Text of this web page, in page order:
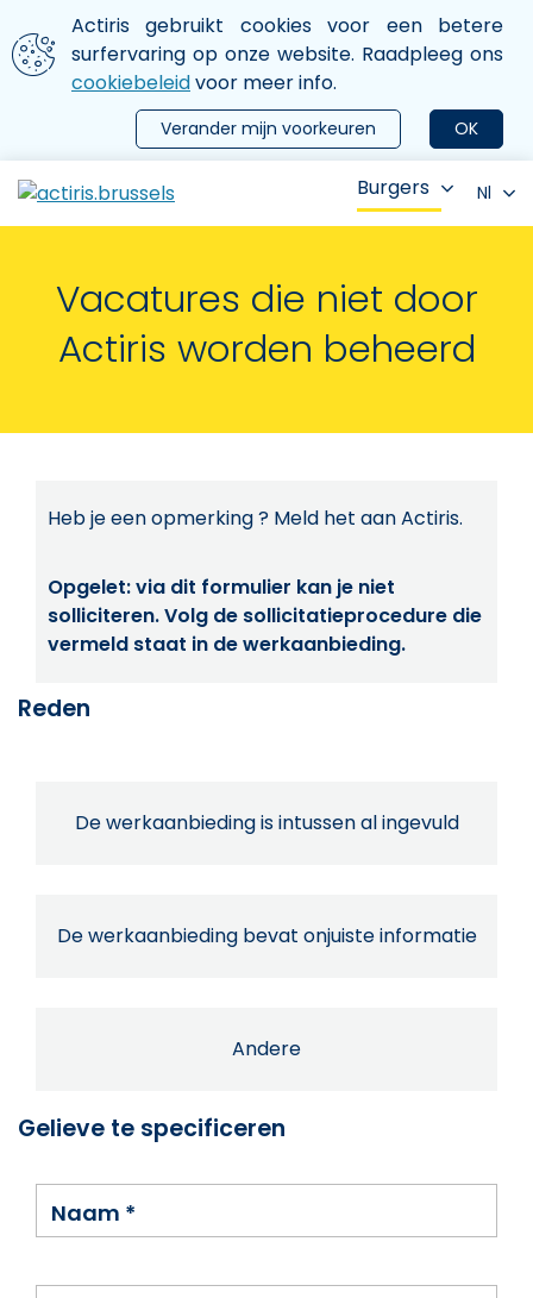
Aller au contenu principal
We gebruiken cookies
Actiris gebruikt cookies voor een betere
surfervaring op onze website. Raadpleeg ons
cookiebeleidvoor meer info.
OK
Verander mijn voorkeuren
le menu
Burgers Nl
Vacatures die niet door
Actiris worden beheerd
Heb je een opmerking ? Meld het aan Actiris.
Opgelet: via dit formulier kan je niet
solliciteren. Volg de sollicitatieprocedure die
vermeld staat in de werkaanbieding.
Reden
De werkaanbieding is intussen al ingevuld
De werkaanbieding bevat onjuiste informatie
Andere
Gelieve te specificeren
Naam *